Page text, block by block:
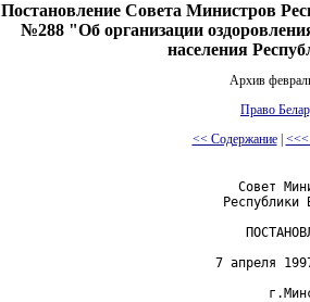
Постановление Совета Министров
№288 "Об организации
населения
Архив
Право
<< Содержание| <<<
Совет
Республики
7 апреля